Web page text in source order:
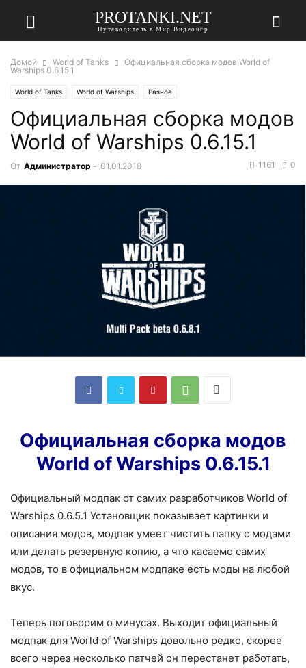
PROTANKI.NET
Путеводитель в Мир Видеоигр
Домой World of Tanks
Официальная сборка модов World of
Warships 0.6.15.1
World of Tanks World of Warships Разное
Официальная сборка модов
World of Warships 0.6.15.1
От Администратор - 01.01.2018 0
1161
Официальная сборка модов
World of Warships 0.6.15.1
Официальный модпак от самих разработчиков World of
Warships 0.6.5.1 Установщик показывает картинки и
описания модов, модпак умеет чистить папку с модами
или делать резервную копию, а что касаемо самих
модов, то в официальном модпаке есть моды на любой
вкус.
Теперь поговорим о минусах. Выходит официальный
модпак для World of Warships довольно редко, скорее
всего через несколько патчей он перестанет работать,